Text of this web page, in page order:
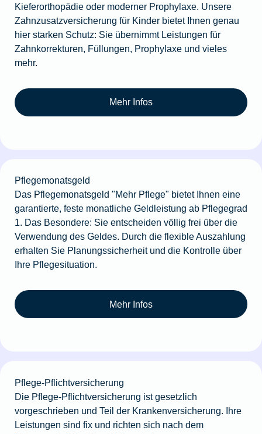
Kieferorthopädie oder moderner Prophylaxe. Unsere
Zahnzusatzversicherung für Kinder bietet Ihnen genau
hier starken Schutz: Sie übernimmt Leistungen für
Zahnkorrekturen, Füllungen, Prophylaxe und vieles
mehr.
Mehr Infos
Pflegemonatsgeld
Das Pflegemonatsgeld "Mehr Pflege" bietet Ihnen eine
garantierte, feste monatliche Geldleistung ab Pflegegrad
1. Das Besondere: Sie entscheiden völlig frei über die
Verwendung des Geldes. Durch die flexible Auszahlung
erhalten Sie Planungssicherheit und die Kontrolle über
Ihre Pflegesituation.
Mehr Infos
Pflege-Pflichtversicherung
Die Pflege-Pflichtversicherung ist gesetzlich
vorgeschrieben und Teil der Krankenversicherung. Ihre
Leistungen sind fix und richten sich nach dem